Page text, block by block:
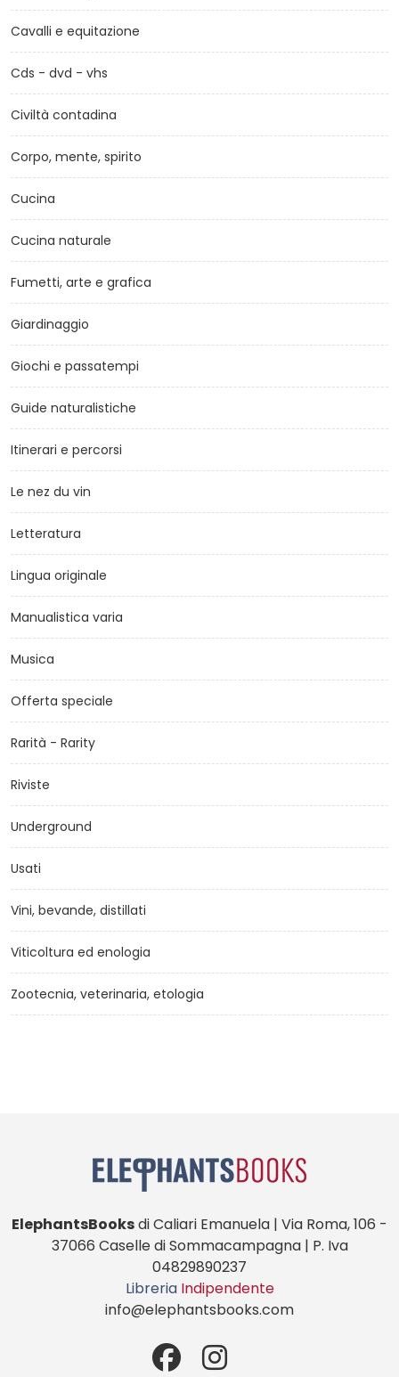
Cavalli e equitazione
Cds - dvd - vhs
Civiltà contadina
Corpo, mente, spirito
Cucina
Cucina naturale
Fumetti, arte e grafica
Giardinaggio
Giochi e passatempi
Guide naturalistiche
Itinerari e percorsi
Le nez du vin
Letteratura
Lingua originale
Manualistica varia
Musica
Offerta speciale
Rarità - Rarity
Riviste
Underground
Usati
Vini, bevande, distillati
Viticoltura ed enologia
Zootecnia, veterinaria, etologia
ElephantsBooksdi Caliari Emanuela | Via Roma, 106 -
37066 Caselle di Sommacampagna | P. Iva
04829890237
Libreria Indipendente
info@elephantsbooks.com